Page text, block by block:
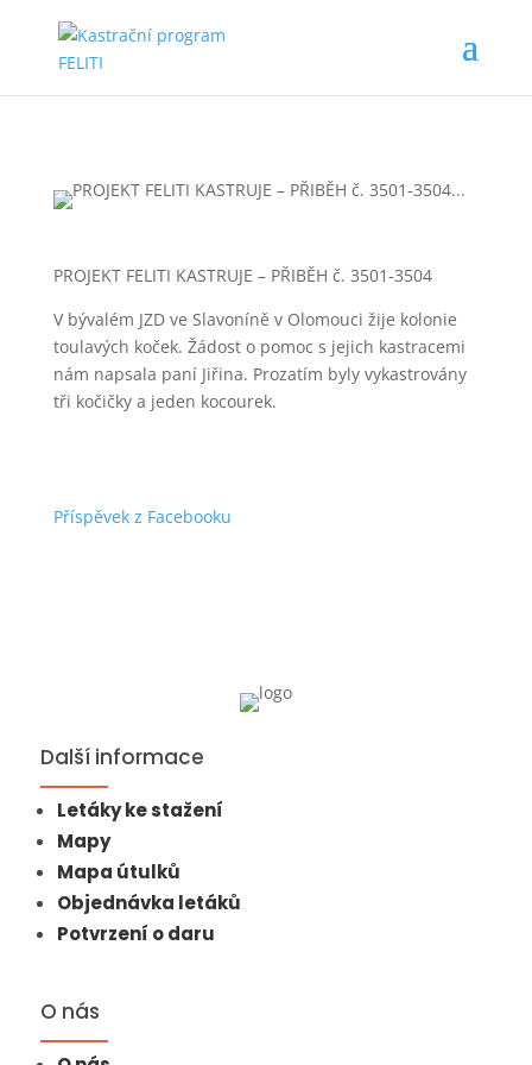
PROJEKT FELITI KASTRUJE – PŘIBĚH č. 3501-3504
V bývalém JZD ve Slavoníně v Olomouci žije kolonie
toulavých koček. Žádost o pomoc s jejich kastracemi
nám napsala paní Jiřina. Prozatím byly vykastrovány
tři kočičky a jeden kocourek.
Příspěvek z Facebooku
Další informace
Letáky ke stažení
Mapy
Mapa útulků
Objednávka letáků
Potvrzení o daru
O nás